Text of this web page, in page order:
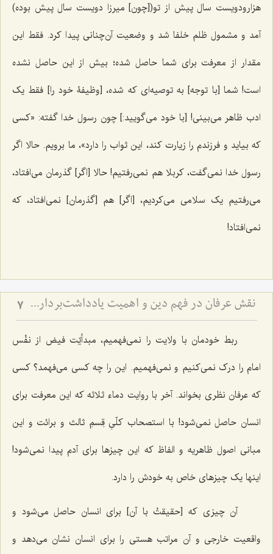
هزارودویست سال پیش از تو([چون] میرزا دویست سال پیش بوده)
آمد و مشمول ظلم خلفا شد و وضعیت آن‌چنانی پیدا کرد. فقط این
مقدار از معرفت برای شما حاصل شده؛ بیش از این حاصل نشده
است! شما [با توجه] به توصیه‌ای که شده، [وظیفۀ خود را] فقط یک
ادب ظاهر می‌بینی! [با خود می‌گویید:] چون رسول خدا گفته: «کسی
که بیاید و فرزندم را زیارت کند، این ثواب را دارد»، ما برویم. حالا اگر
رسول خدا نمی‌گفت، کربلا هم نمی‌رفتیم! حالا [اگر] گذرمان می‌افتاد،
می‌رفتیم یک سلامی می‌کردیم، [اگر] هم [گذرمان] نمی‌افتاد، که
نمی‌افتاد!
نقش عرفان در فهم دین و اهمیت یادداشت‌برداری برای اهل علم 7
ربط خودمان با ولایت را نمی‌فهمیم، مبدأیّت فیض از نفْس
امام را درک نمی‌کنیم و نمی‌فهمیم. این را چه کسی می‌فهمد؟ کسی
که عرفان نظری بخواند. آخر با روایت دماء ثلاثه که این معرفت برای
انسان حاصل نمی‌شود! با استصحاب کلّیِ قِسمِ ثالث و برائت و این
مبانی اصول ظاهریه و الفاظ که این چیزها برای آدم پیدا نمی‌شود!
اینها یک چیزهای خاص به خودش را دارد.
آن چیزی که [حقیقتْ با آن] برای انسان حاصل می‌شود و
واقعیت خارجی و آن مراتب هستی را برای انسان نشان می‌دهد و